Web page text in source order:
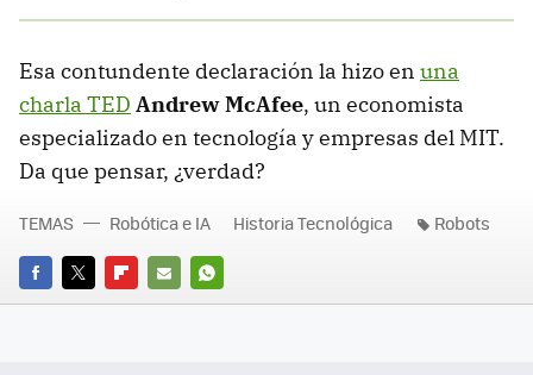
Esa contundente declaración la hizo en una
charla TED Andrew McAfee, un economista
especializado en tecnología y empresas del MIT.
Da que pensar, ¿verdad?
FACEBOOK
TWITTERFLIPBOARD
E-
WHATSAPP
TEMAS Robótica e IA Historia Tecnológica Robots